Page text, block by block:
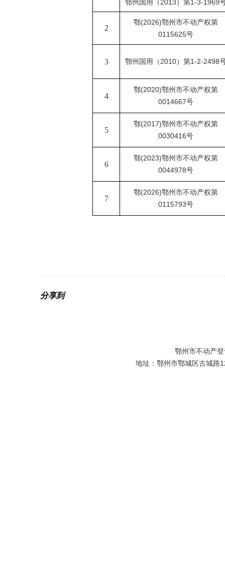
鄂州国用（2013）第1-3-1969
2
鄂(2026)鄂州市不动产权第
0115625号
3 鄂州国用（2010）第1-2-2498
4
鄂(2020)鄂州市不动产权第
0014667号
5
鄂(2017)鄂州市不动产权第
0030416号
6
鄂(2023)鄂州市不动产权第
0044978号
7
鄂(2026)鄂州市不动产权第
0115793号
分享到
鄂州市不动产
地址：鄂州市鄂城区古城路